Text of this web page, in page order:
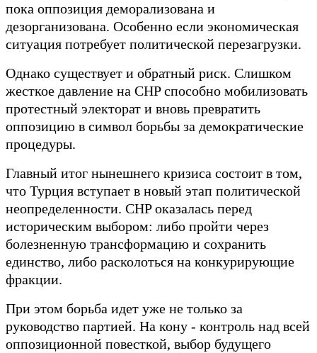
пока оппозиция деморализована и
дезорганизована. Особенно если экономическая
ситуация потребует политической перезагрузки.
Однако существует и обратный риск. Слишком
жесткое давление на CHP способно мобилизовать
протестный электорат и вновь превратить
оппозицию в символ борьбы за демократические
процедуры.
Главный итог нынешнего кризиса состоит в том,
что Турция вступает в новый этап политической
неопределенности. CHP оказалась перед
историческим выбором: либо пройти через
болезненную трансформацию и сохранить
единство, либо расколоться на конкурирующие
фракции.
При этом борьба идет уже не только за
руководство партией. На кону - контроль над всей
оппозиционной повесткой, выбор будущего